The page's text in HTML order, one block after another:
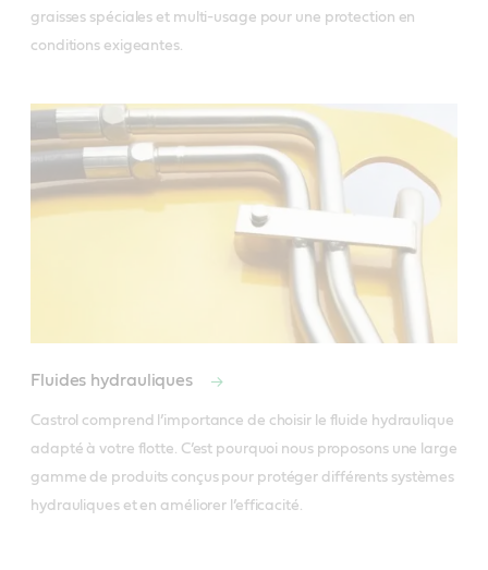
graisses spéciales et multi-usage pour une protection en
conditions exigeantes.
Fluides hydrauliques
Castrol comprend l’importance de choisir le fluide hydraulique
adapté à votre flotte. C’est pourquoi nous proposons une large
gamme de produits conçus pour protéger différents systèmes
hydrauliques et en améliorer l’efficacité.